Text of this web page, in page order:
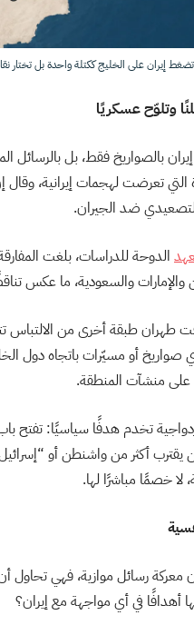
تضغط إيران على الخليج ككتلة واحدة بل
وتلوّح عسكريًا
بالصواريخ فقط، بل بالرسائل
التي تعرضت لهجمات إيرانية،
ضد الجيران.
الدوحة للدراسات، بلغت
والإمارات والسعودية، ما عكس
طهران طبقة أخرى من الالتباس
صواريخ أو مسيّرات باتجاه دول
منشآت المنطقة.
تخدم هدفًا سياسيًا: تفتح باب
يقترب أكثر من واشنطن أو
لا خصمًا مباشرًا لها.
معركة رسائل موازية، فهي
أهدافًا في أي مواجهة مع إيران؟